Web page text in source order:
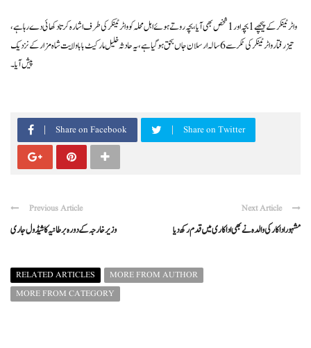
واٹر ٹینکر کے پیچھے 1 بچہ اور 1 شخص بھی آیا، بچہ روتے ہوئے اہل محلہ کو واٹر ٹینکر کی طرف اشارہ کرتا دکھائی دے رہا ہے،
تیز رفتار واٹر ٹینکر کی ٹکر سے 6 سالہ ارسلان جاں بحق ہو گیا ہے، یہ حادثہ خلیل مارکیٹ بابا ولایت شاہ مزار کے نزدیک
پیش آیا۔
Share on Facebook Share on Twitter
Previous Article
وزیر خارجہ کے دورہ برطانیہ کا شیڈول جاری
Next Article
مشہور اداکار کی والدہ نے بھی اداکاری میں قدم رکھ دیا
RELATED ARTICLES
MORE FROM AUTHOR
MORE FROM CATEGORY